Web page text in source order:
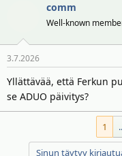
comm
Well-known
3.7.2026
Yllättävää, että Ferkun
se ADUO päivitys?
1
Sinun täytyy